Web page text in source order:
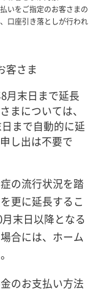
いをご指定のお客さまの
口座引き落としが行われ
客さま
月末日まで延長
まについては、
まで自動的に延
し出は不要で
の流行状況を踏
更に延長するこ
末日以降となる
合には、ホーム
のお支払い方法